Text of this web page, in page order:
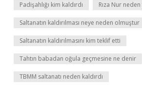
Padişahlığı kim kaldırdı Rıza Nur
Saltanatın kaldırılması neye neden olmuştur
Saltanatın kaldırılmasını kim teklif etti
Tahtın babadan oğula geçmesine ne denir
TBMM saltanatı neden kaldırdı